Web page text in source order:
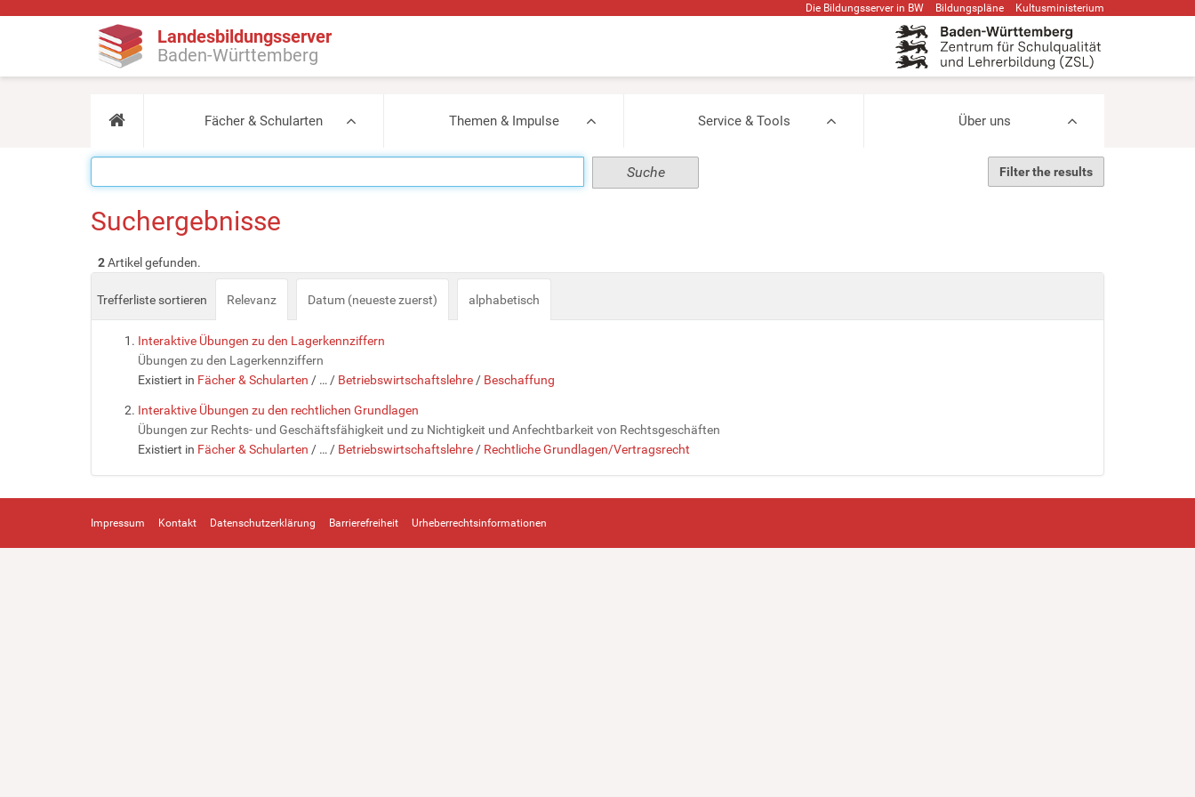
Die Bildungsserver in BW Bildungspläne Kultusministerium
Landesbildungsserver
Baden-Württemberg
Fächer & Schularten Themen & Impulse Service & Tools Über uns
Filter the results
Suchergebnisse
2Artikel gefunden.
Trefferliste sortieren Relevanz Datum (neueste zuerst) alphabetisch
Interaktive Übungen zu den Lagerkennziffern
Übungen zu den Lagerkennziffern
Existiert in Fächer & Schularten / … / Betriebswirtschaftslehre / Beschaffung
Interaktive Übungen zu den rechtlichen Grundlagen
Übungen zur Rechts- und Geschäftsfähigkeit und zu Nichtigkeit und Anfechtbarkeit von Rechtsgeschäften
Existiert in Fächer & Schularten / … / Betriebswirtschaftslehre / Rechtliche Grundlagen/Vertragsrecht
Impressum Kontakt Datenschutzerklärung Barrierefreiheit Urheberrechtsinformationen